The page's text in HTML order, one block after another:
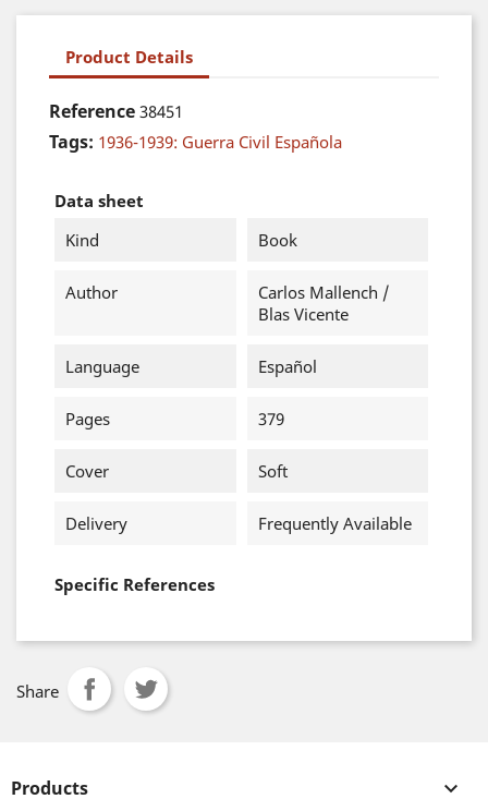
Product Details
Reference 38451
Tags: 1936-1939: Guerra Civil Española
Data sheet
Kind
Book
Author
Carlos Mallench /
Blas Vicente
Language Español
Pages 379
Cover Soft
Delivery Frequently Available
Specific References
Share
Products 